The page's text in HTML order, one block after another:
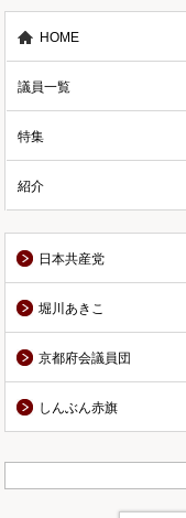
HOME
議員一覧
特集
紹介
日本共産党
堀川あきこ
京都府会議員団
しんぶん赤旗